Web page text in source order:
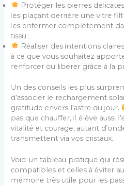
Protéger les pierres
les plaçant derrière une vitre
les enfermer complètement
tissu ;
Réaliser des intentions
à ce que vous souhaitez
renforcer ou libérer grâce à la
Un des conseils les plus
d’associer le rechargement
gratitude envers l’astre du jour.
pas que chauffer, il élève aussi
vitalité et courage, autant
transmettent via vos cristaux.
Voici un tableau pratique qui
compatibles et celles à éviter
mémoire très utile pour les